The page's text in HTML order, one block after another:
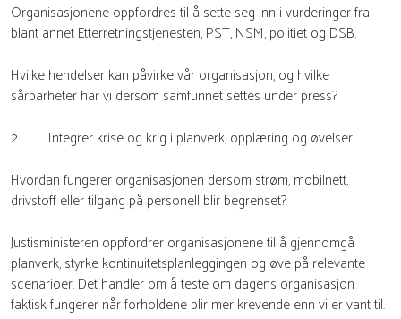
Organisasjonene oppfordres til å sette seg inn i vurderinger fra
blant annet Etterretningstjenesten, PST, NSM, politiet og DSB.
Hvilke hendelser kan påvirke vår organisasjon, og hvilke
sårbarheter har vi dersom samfunnet settes under press?
2. Integrer krise og krig i planverk, opplæring og øvelser
Hvordan fungerer organisasjonen dersom strøm, mobilnett,
drivstoff eller tilgang på personell blir begrenset?
Justisministeren oppfordrer organisasjonene til å gjennomgå
planverk, styrke kontinuitetsplanleggingen og øve på relevante
scenarioer. Det handler om å teste om dagens organisasjon
faktisk fungerer når forholdene blir mer krevende enn vi er vant til.